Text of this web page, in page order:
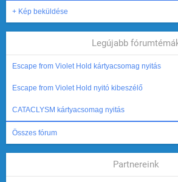
+ Kép beküldése
Legújabb
Escape from Violet Hold kártyacsomag nyitás
Escape from Violet Hold nyitó kibeszélő
CATACLYSM kártyacsomag nyitás
Összes fórum
Partnereink